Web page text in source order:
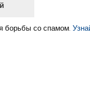
борьбы со спамом.